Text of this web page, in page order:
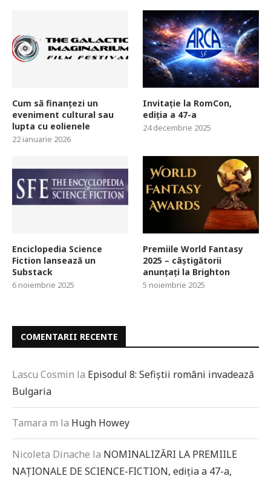
Cum să finanțezi un
eveniment cultural sau
lupta cu eolienele
22 ianuarie 2026
Invitație la RomCon,
ediția a 47-a
24 decembrie 2025
Enciclopedia Science
Fiction lansează un
Substack
6 noiembrie 2025
Premiile World Fantasy
2025 – câștigătorii
anunțați la Brighton
5 noiembrie 2025
COMENTARII RECENTE
Lascu Cosmin la Episodul 8: Sefiștii români invadează
Bulgaria
Tamara m la Hugh Howey
Nicoleta Dinache la NOMINALIZĂRI LA PREMIILE
NAȚIONALE DE SCIENCE-FICTION, ediția a 47-a,